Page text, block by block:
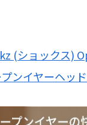
(ショックス)
ンイヤーヘッ